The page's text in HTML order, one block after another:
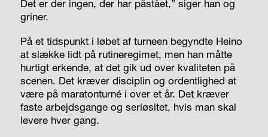
Det er der ingen, der har påstået,” siger han og
griner.
På et tidspunkt i løbet af turneen begyndte Heino
at slække lidt på rutineregimet, men han måtte
hurtigt erkende, at det gik ud over kvaliteten på
scenen. Det kræver disciplin og ordentlighed at
være på maratonturné i over et år. Det kræver
faste arbejdsgange og seriøsitet, hvis man skal
levere hver gang.